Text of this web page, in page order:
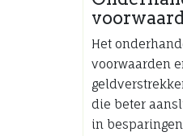
Het
voorwaarden
die beter
in